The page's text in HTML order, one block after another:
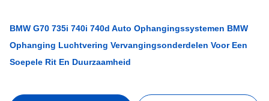
BMW G70 735i 740i 740d Auto Ophangingssystemen BMW
Ophanging Luchtvering Vervangingsonderdelen Voor Een
Soepele Rit En Duurzaamheid